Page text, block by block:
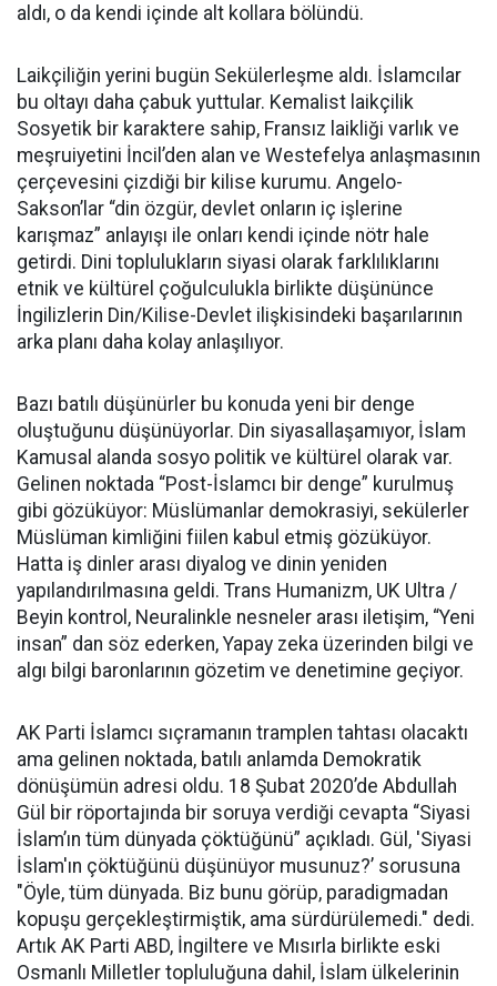
aldı, o da kendi içinde alt kollara bölündü.
Laikçiliğin yerini bugün Sekülerleşme aldı. İslamcılar
bu oltayı daha çabuk yuttular. Kemalist laikçilik
Sosyetik bir karaktere sahip, Fransız laikliği varlık ve
meşruiyetini İncil’den alan ve Westefelya anlaşmasının
çerçevesini çizdiği bir kilise kurumu. Angelo-
Sakson’lar “din özgür, devlet onların iç işlerine
karışmaz” anlayışı ile onları kendi içinde nötr hale
getirdi. Dini toplulukların siyasi olarak farklılıklarını
etnik ve kültürel çoğulculukla birlikte düşününce
İngilizlerin Din/Kilise-Devlet ilişkisindeki başarılarının
arka planı daha kolay anlaşılıyor.
Bazı batılı düşünürler bu konuda yeni bir denge
oluştuğunu düşünüyorlar. Din siyasallaşamıyor, İslam
Kamusal alanda sosyo politik ve kültürel olarak var.
Gelinen noktada “Post-İslamcı bir denge” kurulmuş
gibi gözüküyor: Müslümanlar demokrasiyi, sekülerler
Müslüman kimliğini fiilen kabul etmiş gözüküyor.
Hatta iş dinler arası diyalog ve dinin yeniden
yapılandırılmasına geldi. Trans Humanizm, UK Ultra /
Beyin kontrol, Neuralinkle nesneler arası iletişim, “Yeni
insan” dan söz ederken, Yapay zeka üzerinden bilgi ve
algı bilgi baronlarının gözetim ve denetimine geçiyor.
AK Parti İslamcı sıçramanın tramplen tahtası olacaktı
ama gelinen noktada, batılı anlamda Demokratik
dönüşümün adresi oldu. 18 Şubat 2020’de Abdullah
Gül bir röportajında bir soruya verdiği cevapta “Siyasi
İslam’ın tüm dünyada çöktüğünü” açıkladı. Gül, 'Siyasi
İslam'ın çöktüğünü düşünüyor musunuz?’ sorusuna
"Öyle, tüm dünyada. Biz bunu görüp, paradigmadan
kopuşu gerçekleştirmiştik, ama sürdürülemedi." dedi.
Artık AK Parti ABD, İngiltere ve Mısırla birlikte eski
Osmanlı Milletler topluluğuna dahil, İslam ülkelerinin